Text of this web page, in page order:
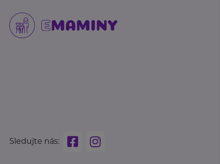
Sledujte nás: